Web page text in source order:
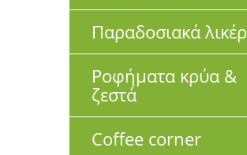
Παραδοσιακά λικέρ
Ροφήματα κρύα &
ζεστά
Coffee corner